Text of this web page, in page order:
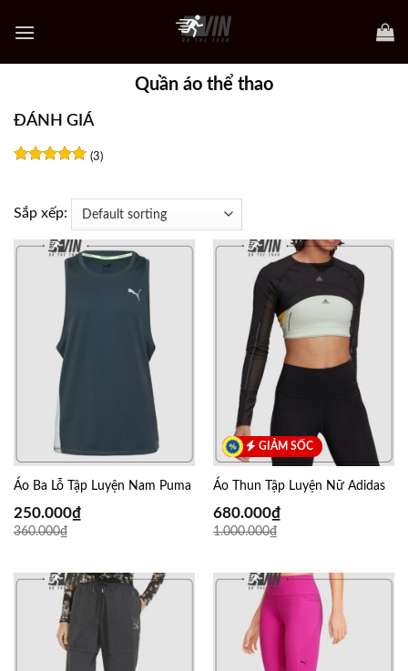
Quần áo thể thao
ĐÁNH GIÁ
(3)
Sắp xếp:
Áo Ba Lỗ Tập Luyện Nam Puma
360.000₫
250.000₫
GIẢM SỐC
Áo Thun Tập Luyện Nữ Adidas
1.000.000₫
680.000₫